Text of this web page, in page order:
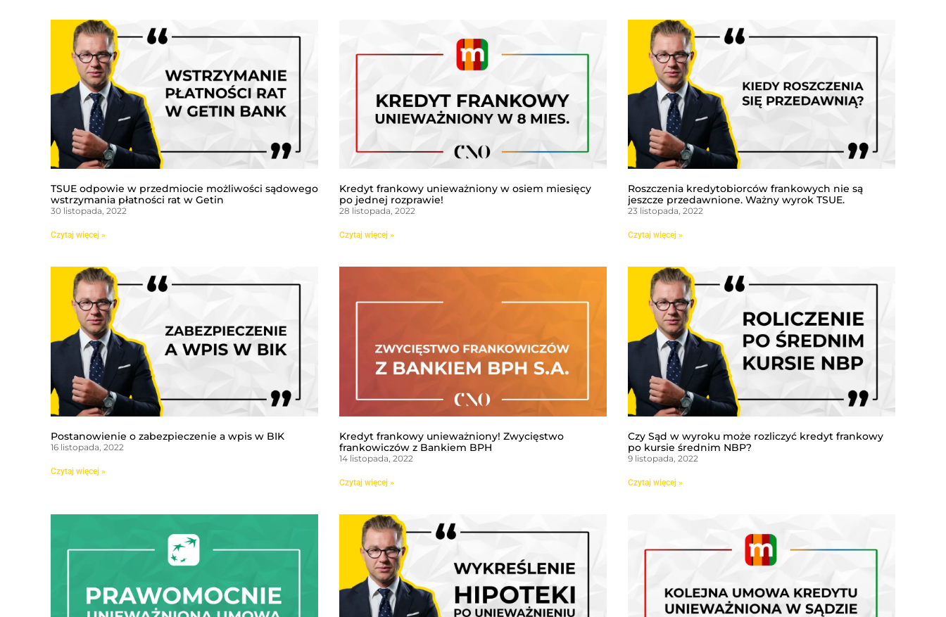
TSUE odpowie w przedmiocie możliwości sądowego
wstrzymania płatności rat w Getin
30 listopada, 2022
Czytaj więcej »
Kredyt frankowy unieważniony w osiem miesięcy
po jednej rozprawie!
28 listopada, 2022
Czytaj więcej »
Roszczenia kredytobiorców frankowych nie są
jeszcze przedawnione. Ważny wyrok TSUE.
23 listopada, 2022
Czytaj więcej »
Postanowienie o zabezpieczenie a wpis w BIK
16 listopada, 2022
Czytaj więcej »
Kredyt frankowy unieważniony! Zwycięstwo
frankowiczów z Bankiem BPH
14 listopada, 2022
Czytaj więcej »
Czy Sąd w wyroku może rozliczyć kredyt frankowy
po kursie średnim NBP?
9 listopada, 2022
Czytaj więcej »